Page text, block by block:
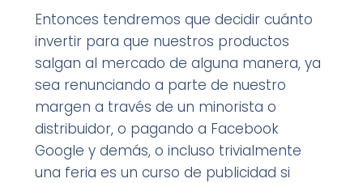
Entonces tendremos que decidir cuánto
invertir para que nuestros productos
salgan al mercado de alguna manera, ya
sea renunciando a parte de nuestro
margen a través de un minorista o
distribuidor, o pagando a Facebook
Google y demás, o incluso trivialmente
una feria es un curso de publicidad si